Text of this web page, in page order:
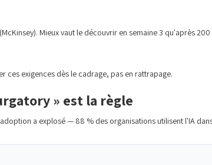
Mieux vaut le découvrir en semaine 3 qu'après
ces exigences dès le cadrage, pas en rattrapage.
» est la règle
a explosé — 88 % des organisations utilisent l'IA